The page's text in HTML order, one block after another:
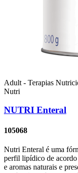
Adult - Terapias
Nutri
NUTRI Enteral
105068
Nutri Enteral é uma
perfil lipídico de acordo
e aromas naturais e